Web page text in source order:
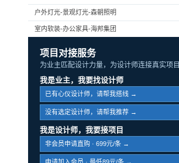
户外灯光-景观灯光-森朝照明
室内软装-办公家具-海邦集团
项目对接服务
为业主匹配设计力量，为设计师连接真实项目
我是业主，我要找设计师
已有心仪设计师，请帮我搭线 →
没有选定设计师，请帮我推荐 →
我是设计师，我要接项目
非会员申请直购 · 699元/条 →